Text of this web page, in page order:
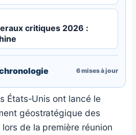
critiques 2026 :
6mises à jour
États-Unis ont lancé le
géostratégique des
lors de la première réunion